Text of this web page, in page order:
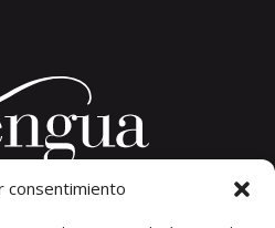
consentimiento